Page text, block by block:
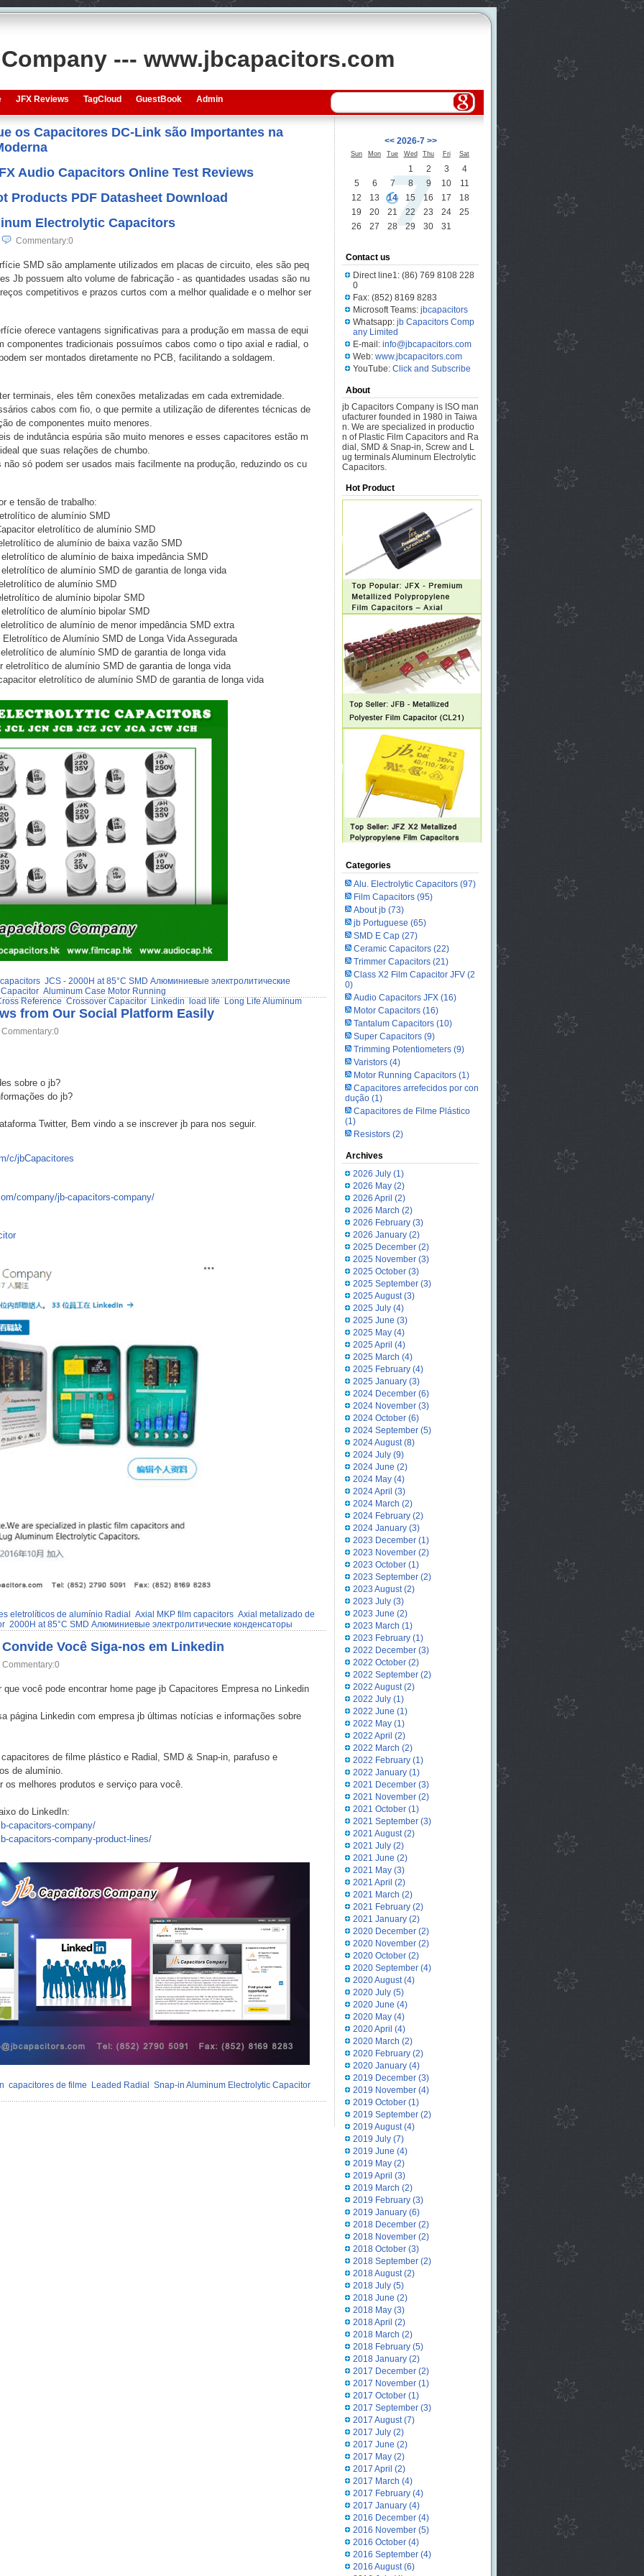
--- www.jbcapacitors.com
JFX Reviews TagCloud GuestBook Admin
os Capacitores DC-Link são Importantes na
Audio Capacitors Online Test Reviews
Products PDF Datasheet Download
Electrolytic Capacitors
Commentary:0
SMD são amplamente utilizados em placas de circuito, eles são peq
Jb possuem alto volume de fabricação - as quantidades usadas são nu
competitivos e prazos curtos com a melhor qualidade e o melhor ser
oferece vantagens significativas para a produção em massa de equi
componentes tradicionais possuímos cabos como o tipo axial e radial, o
ser montados diretamente no PCB, facilitando a soldagem.
terminais, eles têm conexões metalizadas em cada extremidade.
cabos com fio, o que permite a utilização de diferentes técnicas de
de componentes muito menores.
de indutância espúria são muito menores e esses capacitores estão m
que suas relações de chumbo.
só podem ser usados ​​mais facilmente na produção, reduzindo os cu
e tensão de trabalho:
de alumínio SMD
eletrolítico de alumínio SMD
de alumínio de baixa vazão SMD
de alumínio de baixa impedância SMD
de alumínio SMD de garantia de longa vida
de alumínio SMD
de alumínio bipolar SMD
de alumínio bipolar SMD
de alumínio de menor impedância SMD extra
de Alumínio SMD de Longa Vida Assegurada
de alumínio SMD de garantia de longa vida
eletrolítico de alumínio SMD de garantia de longa vida
eletrolítico de alumínio SMD de garantia de longa vida
JCS - 2000H at 85°C SMD Алюминиевые электролитические
Aluminum Case Motor Running
Reference Crossover Capacitor Linkedin load life Long Life Aluminum
from Our Social Platform Easily
Commentary:0
sobre o jb?
do jb?
Twitter, Bem vindo a se inscrever jb para nos seguir.
c/jbCapacitores
company/jb-capacitors-company/
eletrolíticos de alumínio Radial Axial MKP film capacitors Axial metalizado de
2000H at 85°C SMD Алюминиевые электролитические конденсаторы
Você Siga-nos em Linkedin
Commentary:0
você pode encontrar home page jb Capacitores Empresa no Linkedin
página Linkedin com empresa jb últimas notícias e informações sobre
de filme plástico e Radial, SMD & Snap-in, parafuso e
de alumínio.
os melhores produtos e serviço para você.
do LinkedIn:
capacitors-company/
capacitors-company-product-lines/
capacitores de filme Leaded Radial Snap-in Aluminum Electrolytic Capacitor
<< 2026-7 >>
Sun Mon Tue Wed Thu Fri Sat
1 2 3
4
5
6 7 8 9 10
11
12
13 14 15 16 17
18
19
20 21 22 23 24
25
26
27 28 29 30 31
Contact us
Direct line1: (86) 769 8108 228
0
Fax: (852) 8169 8283
Microsoft Teams: jbcapacitors
Whatsapp: jb Capacitors Comp
any Limited
E-mail: info@jbcapacitors.com
Web: www.jbcapacitors.com
YouTube: Click and Subscribe
About
jb Capacitors Company is ISO man
ufacturer founded in 1980 in Taiwa
n. We are specialized in productio
n of Plastic Film Capacitors and Ra
dial, SMD & Snap-in, Screw and L
ug terminals Aluminum Electrolytic
Capacitors.
Hot Product
Categories
Alu. Electrolytic Capacitors(97)
Film Capacitors(95)
About jb(73)
jb Portuguese (65)
SMD E Cap(27)
Ceramic Capacitors(22)
Trimmer Capacitors(21)
Class X2 Film Capacitor JFV(2
0)
Audio Capacitors JFX(16)
Motor Capacitors (16)
Tantalum Capacitors(10)
Super Capacitors(9)
Trimming Potentiometers(9)
Varistors(4)
Motor Running Capacitors(1)
Capacitores arrefecidos por con
dução(1)
Capacitores de Filme Plástico
(1)
Resistors(2)
Archives
2026 July(1)
2026 May(2)
2026 April (2)
2026 March (2)
2026 February(3)
2026 January(2)
2025 December(2)
2025 November(3)
2025 October(3)
2025 September(3)
2025 August(3)
2025 July(4)
2025 June (3)
2025 May(4)
2025 April (4)
2025 March (4)
2025 February(4)
2025 January(3)
2024 December(6)
2024 November(3)
2024 October(6)
2024 September(5)
2024 August(8)
2024 July(9)
2024 June (2)
2024 May(4)
2024 April (3)
2024 March (2)
2024 February(2)
2024 January(3)
2023 December(1)
2023 November(2)
2023 October(1)
2023 September(2)
2023 August(2)
2023 July(3)
2023 June (2)
2023 March (1)
2023 February(1)
2022 December(3)
2022 October(2)
2022 September(2)
2022 August(2)
2022 July(1)
2022 June (1)
2022 May(1)
2022 April (2)
2022 March (2)
2022 February(1)
2022 January(1)
2021 December(3)
2021 November(2)
2021 October(1)
2021 September(3)
2021 August(2)
2021 July(2)
2021 June (2)
2021 May(3)
2021 April (2)
2021 March (2)
2021 February(2)
2021 January(2)
2020 December(2)
2020 November(2)
2020 October(2)
2020 September(4)
2020 August(4)
2020 July(5)
2020 June (4)
2020 May(4)
2020 April (4)
2020 March (2)
2020 February(2)
2020 January(4)
2019 December(3)
2019 November(4)
2019 October(1)
2019 September(2)
2019 August(4)
2019 July(7)
2019 June (4)
2019 May(2)
2019 April (3)
2019 March (2)
2019 February(3)
2019 January(6)
2018 December(2)
2018 November(2)
2018 October(3)
2018 September(2)
2018 August(2)
2018 July(5)
2018 June (2)
2018 May(3)
2018 April (2)
2018 March (2)
2018 February(5)
2018 January(2)
2017 December(2)
2017 November(1)
2017 October(1)
2017 September(3)
2017 August(7)
2017 July(2)
2017 June (2)
2017 May(2)
2017 April (2)
2017 March (4)
2017 February(4)
2017 January(4)
2016 December(4)
2016 November(5)
2016 October(4)
2016 September(4)
2016 August(6)